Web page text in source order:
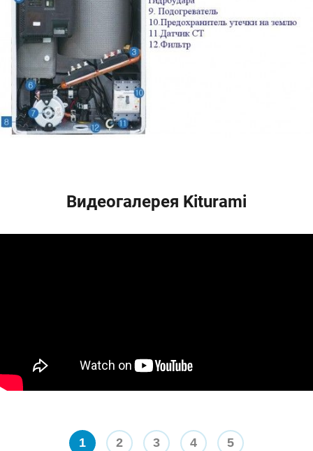
Видеогалерея Kiturami
1 2 3 4 5